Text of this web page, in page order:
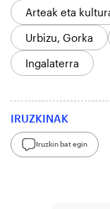
Arteak eta
Urbizu, Gorka
Ingalaterra
IRUZKINAK
Iruzkin bat egin